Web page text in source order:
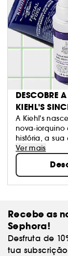
DESCOBRE
KIEHL'S
A Kiehl's
nova-iorquino
história, a
cuidados
perfeita entre
a Kiehl's é
quais são a
clientes.
Ver mais
Recebe as
Sephora!
Desfruta de
tua subscrição